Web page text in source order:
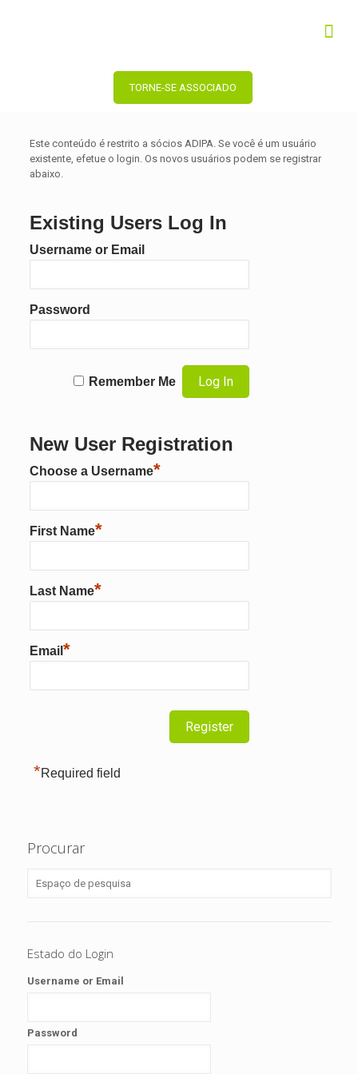
TORNE-SE ASSOCIADO
Este conteúdo é restrito a sócios ADIPA. Se você é um usuário
existente, efetue o login. Os novos usuários podem se registrar
abaixo.
Existing Users Log In
Username or Email
Password
Remember Me
New User Registration
Choose a Username*
First Name*
Last Name*
Email*
*Required field
Procurar
Estado do Login
Username or Email
Password